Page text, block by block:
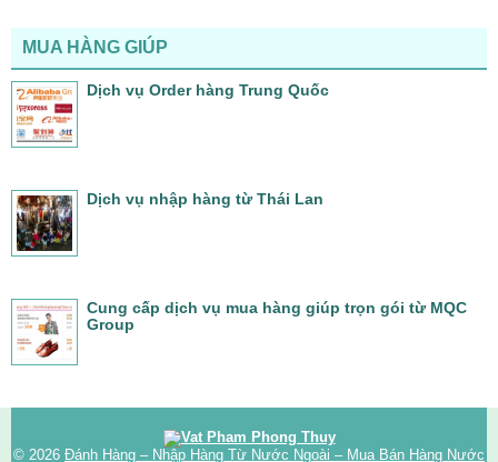
MUA HÀNG GIÚP
Dịch vụ Order hàng Trung Quốc
Dịch vụ nhập hàng từ Thái Lan
Cung cấp dịch vụ mua hàng giúp trọn gói từ MQC
Group
© 2026 Đánh Hàng – Nhập Hàng Từ Nước Ngoài – Mua Bán Hàng Nước